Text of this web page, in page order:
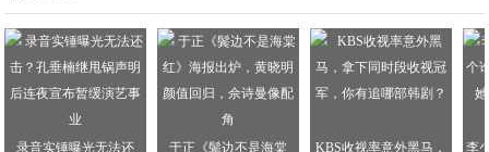
录音实锤曝光无法还 于正《鬓边不是海棠 KBS收视率意外黑马， 李